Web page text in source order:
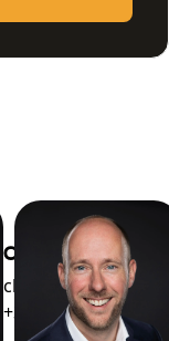
Charles de
+31 653 95 76 98